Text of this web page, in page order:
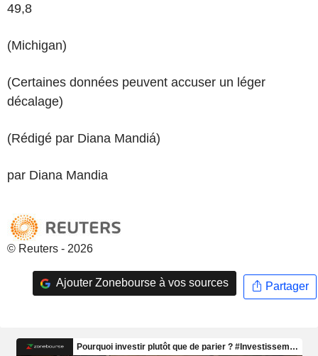
49,8
(Michigan)
(Certaines données peuvent accuser un léger
décalage)
(Rédigé par Diana Mandiá)
par Diana Mandia
© Reuters - 2026
Ajouter Zonebourse à vos sources Partager